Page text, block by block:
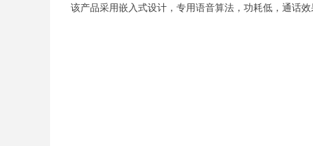
该产品采用嵌入式设计，专用语音算法，功耗低，通话